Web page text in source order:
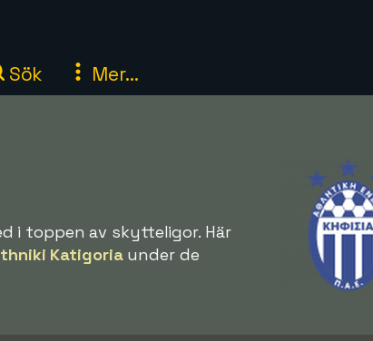
Sök Mer...
i toppen av skytteligor. Här
Katigoriaunder de